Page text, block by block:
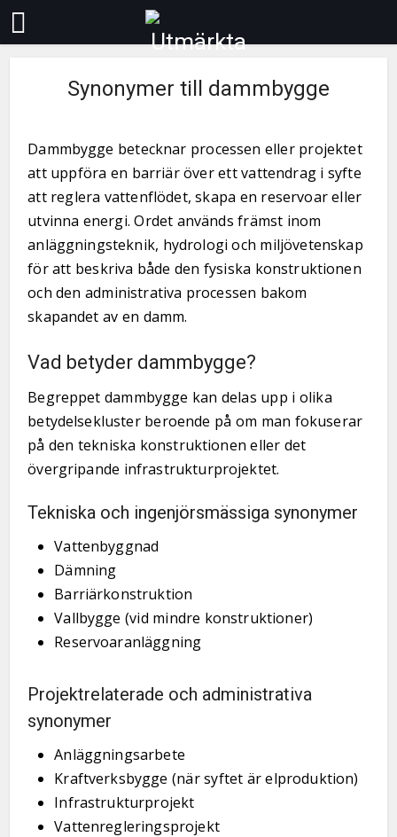
Synonymer till dammbygge
Dammbygge betecknar processen eller projektet
att uppföra en barriär över ett vattendrag i syfte
att reglera vattenflödet, skapa en reservoar eller
utvinna energi. Ordet används främst inom
anläggningsteknik, hydrologi och miljövetenskap
för att beskriva både den fysiska konstruktionen
och den administrativa processen bakom
skapandet av en damm.
Vad betyder dammbygge?
Begreppet dammbygge kan delas upp i olika
betydelsekluster beroende på om man fokuserar
på den tekniska konstruktionen eller det
övergripande infrastrukturprojektet.
Tekniska och ingenjörsmässiga synonymer
Vattenbyggnad
Dämning
Barriärkonstruktion
Vallbygge (vid mindre konstruktioner)
Reservoaranläggning
Projektrelaterade och administrativa
synonymer
Anläggningsarbete
Kraftverksbygge (när syftet är elproduktion)
Infrastrukturprojekt
Vattenregleringsprojekt